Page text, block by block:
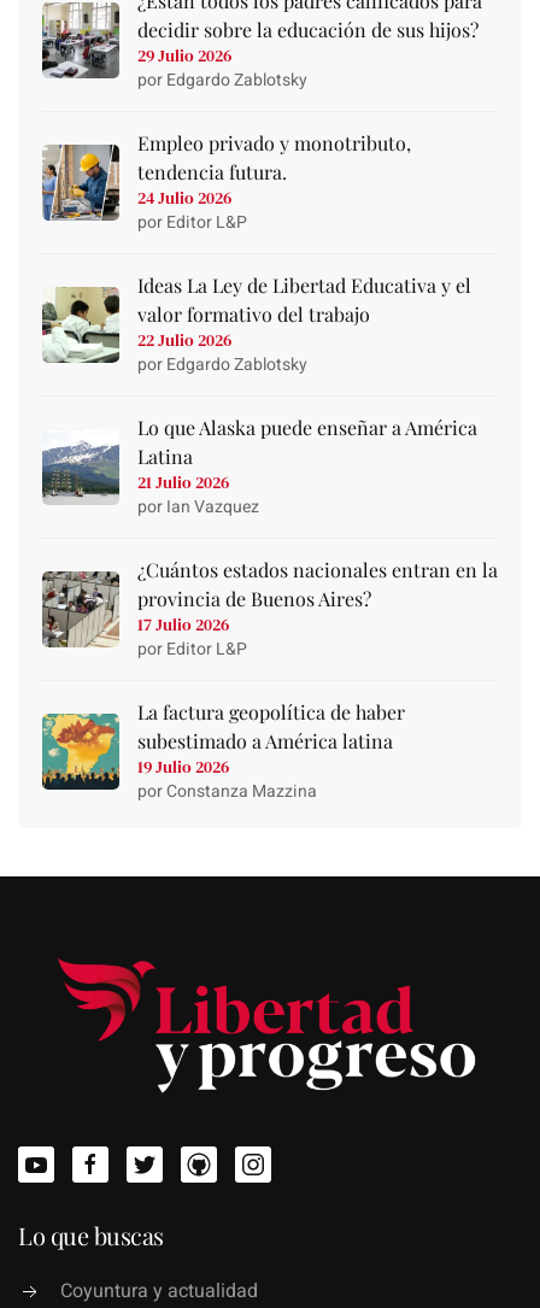
decidir sobre la educación de sus hijos?
29 Julio 2026
por Edgardo Zablotsky
Empleo privado y monotributo,
tendencia futura.
24 Julio 2026
por Editor L&P
Ideas La Ley de Libertad Educativa y el
valor formativo del trabajo
22 Julio 2026
por Edgardo Zablotsky
Lo que Alaska puede enseñar a América
Latina
21 Julio 2026
por Ian Vazquez
¿Cuántos estados nacionales entran en la
provincia de Buenos Aires?
17 Julio 2026
por Editor L&P
La factura geopolítica de haber
subestimado a América latina
19 Julio 2026
por Constanza Mazzina
Lo que buscas
Coyuntura y actualidad